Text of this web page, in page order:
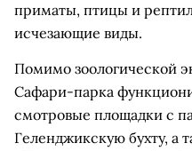
приматы, птицы и
исчезающие виды.
Помимо зоологической
Сафари-парка
смотровые площадки с
Геленджикскую бухту, а